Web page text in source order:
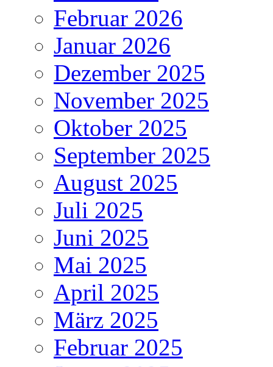
Februar 2026
Januar 2026
Dezember 2025
November 2025
Oktober 2025
September 2025
August 2025
Juli 2025
Juni 2025
Mai 2025
April 2025
März 2025
Februar 2025